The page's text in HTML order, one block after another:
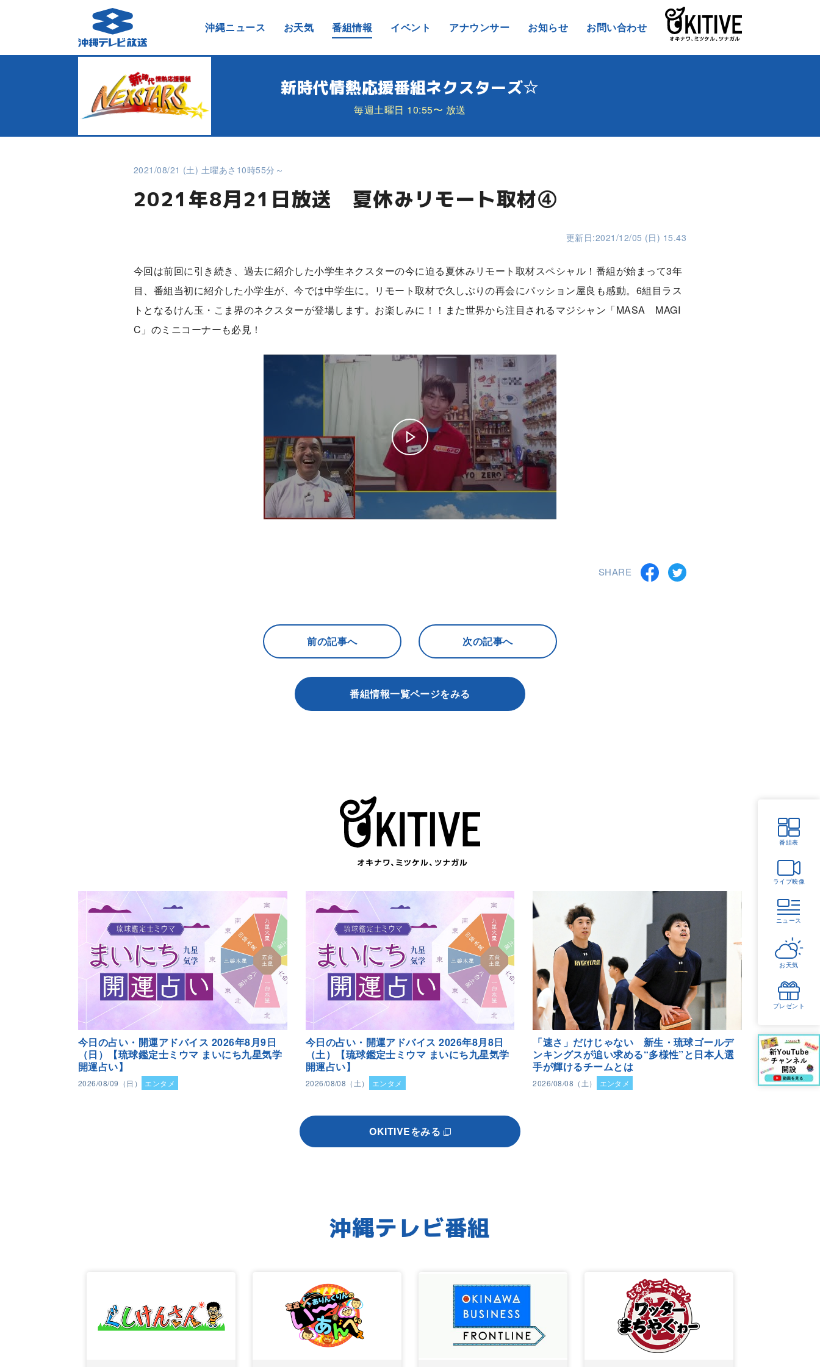
沖縄ニュース お天気 番組情報 イベント アナウンサー お知らせ お問い合わせ
番組表
ライブ映像
ニュース
お天気
プレゼント
新時代情熱応援番組ネクスターズ☆
毎週土曜日 10:55〜 放送
2021/08/21 (土) 土曜あさ10時55分～
2021年8月21日放送 夏休みリモート取材④
更新日:2021/12/05 (日) 15.43
今回は前回に引き続き、過去に紹介した小学生ネクスターの今に迫る夏休みリモート取材スペシャル！番組が始まって3年
目、番組当初に紹介した小学生が、今では中学生に。リモート取材で久しぶりの再会にパッション屋良も感動。6組目ラス
トとなるけん玉・こま界のネクスターが登場します。お楽しみに！！また世界から注目されるマジシャン「MASA MAGI
C」のミニコーナーも必見！
SHARE
前の記事へ 次の記事へ
番組情報一覧ページをみる
今日の占い・開運アドバイス 2026年8月9日
（日）【琉球鑑定士ミウマ まいにち九星気学
開運占い】
2026/08/09（日） エンタメ
今日の占い・開運アドバイス 2026年8月8日
（土）【琉球鑑定士ミウマ まいにち九星気学
開運占い】
2026/08/08（土） エンタメ
「速さ」だけじゃない 新生・琉球ゴールデ
ンキングスが追い求める“多様性”と日本人選
手が輝けるチームとは
2026/08/08（土） エンタメ
OKITIVEをみる
沖縄テレビ番組